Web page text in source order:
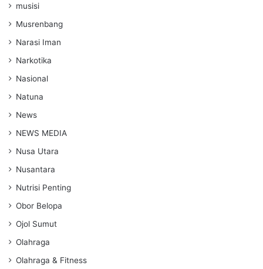
musisi
Musrenbang
Narasi Iman
Narkotika
Nasional
Natuna
News
NEWS MEDIA
Nusa Utara
Nusantara
Nutrisi Penting
Obor Belopa
Ojol Sumut
Olahraga
Olahraga & Fitness